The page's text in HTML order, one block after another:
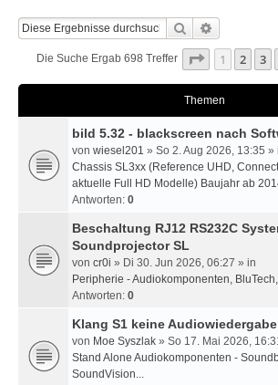
Suche
Die Suche Ergab 698 Treffer Seite 1Von
1 2 3
Themen
bild 5.32 - blackscreen nach
von wiesel201 » So 2. Aug 2026, 13:35 »
Chassis SL3xx (Reference UHD,
aktuelle Full HD Modelle) Baujahr ab
Antworten: 0
Beschaltung RJ12 RS232C
Soundprojector SL
von cr0i » Di 30. Jun 2026, 06:27 » in
Peripherie - Audiokomponenten,
Antworten: 0
Klang S1 keine Audiowiedergabe
von Moe Syszlak » So 17. Mai 2026,
Stand Alone Audiokomponenten -
SoundVision...